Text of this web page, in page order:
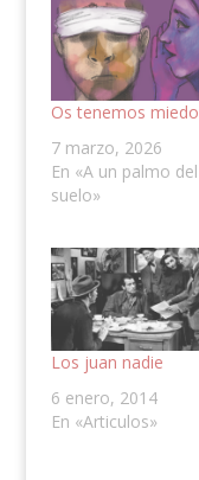
Os tenemos miedo
7 marzo, 2026
En «A un palmo del
suelo»
Los juan nadie
6 enero, 2014
En «Articulos»